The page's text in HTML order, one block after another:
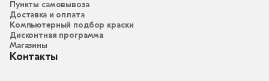
Пункты самовывоза
Доставка и оплата
Компьютерный подбор краски
Дисконтная программа
Магазины
Контакты